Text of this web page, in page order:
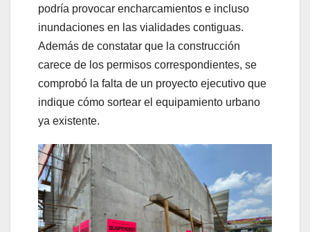
podría provocar encharcamientos e incluso
inundaciones en las vialidades contiguas.
Además de constatar que la construcción
carece de los permisos correspondientes, se
comprobó la falta de un proyecto ejecutivo que
indique cómo sortear el equipamiento urbano
ya existente.